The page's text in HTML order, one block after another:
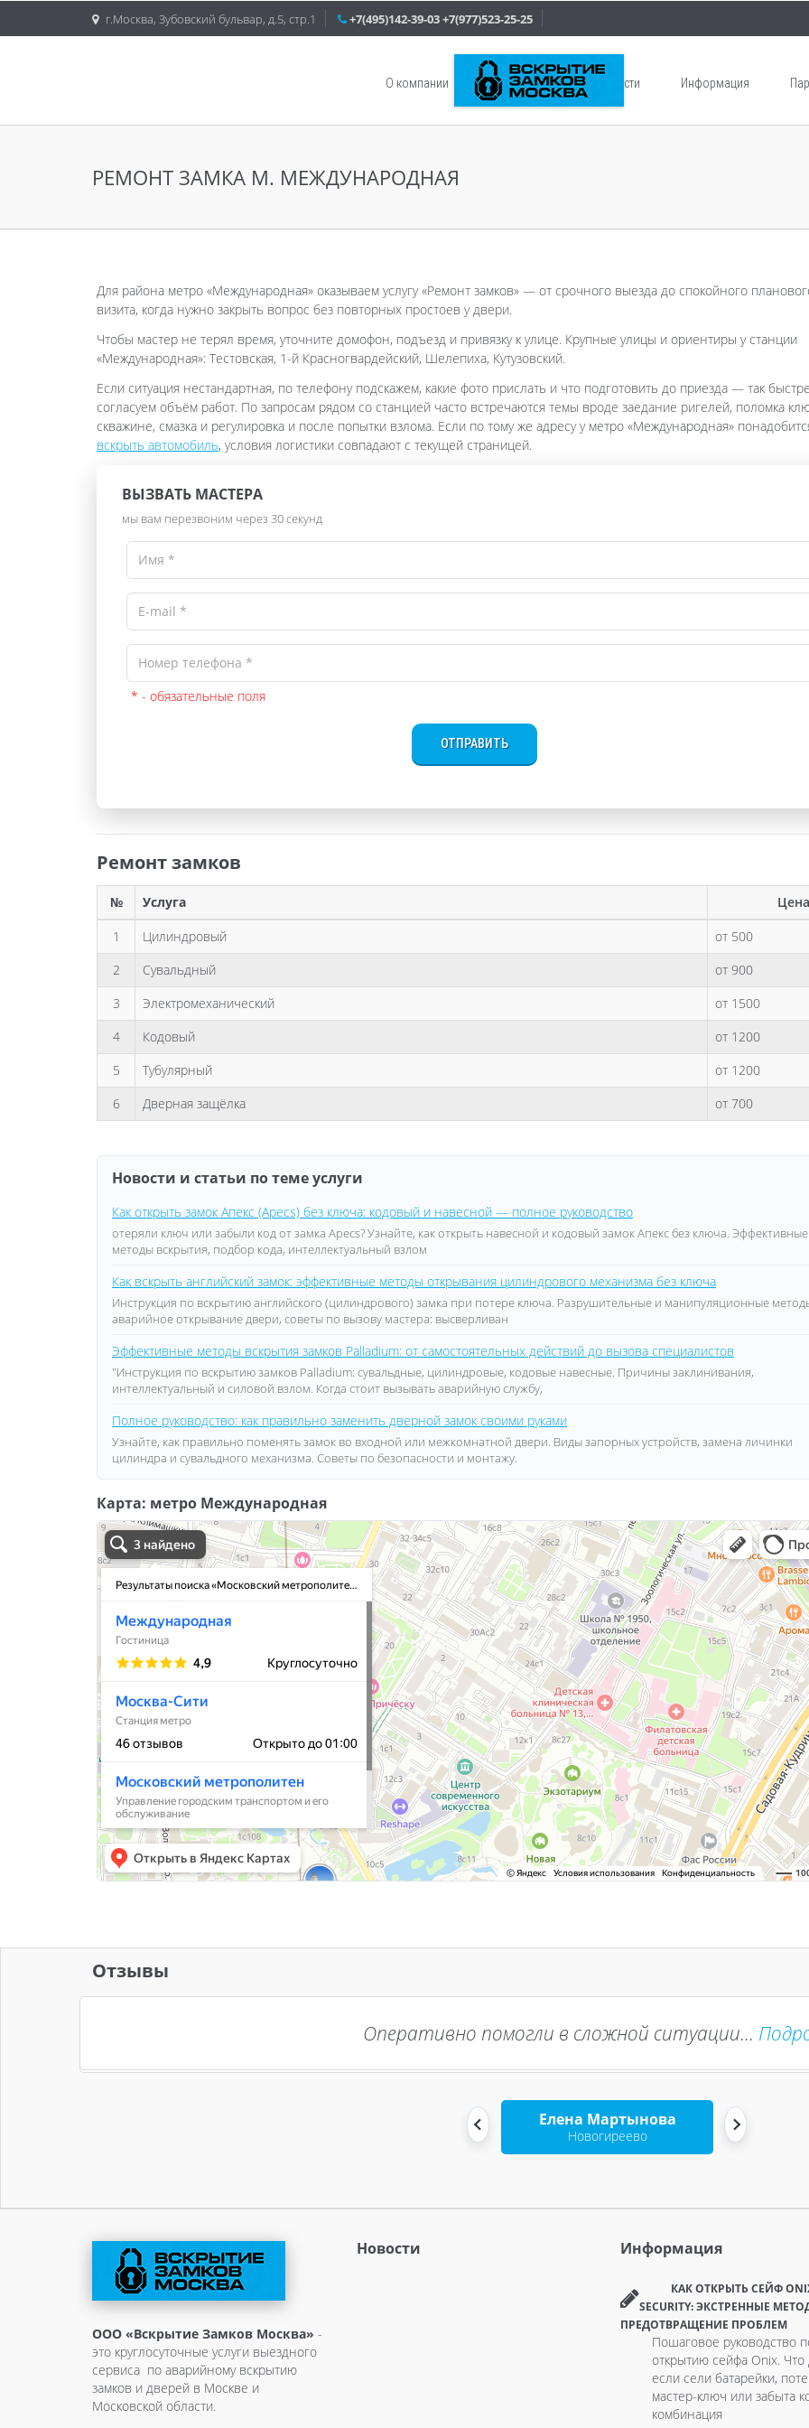
г.Москва, Зубовский бульвар, д.5, стр.1 +7(495)142-39-03+7(977)523-25-25
О компании Услуги Новости Информация
РЕМОНТ ЗАМКА М. МЕЖДУНАРОДНАЯ
Для района метро «Международная» оказываем услугу «Ремонт замков» — от срочного выезда до спокойного
визита, когда нужно закрыть вопрос без повторных простоев у двери.
Чтобы мастер не терял время, уточните домофон, подъезд и привязку к улице. Крупные улицы и ориентиры у станции
«Международная»: Тестовская, 1-й Красногвардейский, Шелепиха, Кутузовский.
Если ситуация нестандартная, по телефону подскажем, какие фото прислать и что подготовить до приезда — так
согласуем объём работ. По запросам рядом со станцией часто встречаются темы вроде заедание ригелей, поломка
скважине, смазка и регулировка и после попытки взлома. Если по тому же адресу у метро «Международная»
вскрыть автомобиль, условия логистики совпадают с текущей страницей.
ВЫЗВАТЬ МАСТЕРА
мы вам перезвоним через 30 секунд
* - обязательные поля
ОТПРАВИТЬ
Ремонт замков
№ Услуга
1
Цилиндровый
от 500
2
Сувальдный
от 900
3
Электромеханический
от 1500
4
Кодовый
от 1200
5
Тубулярный
от 1200
6
Дверная защёлка от 700
Новости и статьи по теме услуги
Как открыть замок Апекс (Apecs) без ключа: кодовый и навесной — полное руководство
отеряли ключ или забыли код от замка Apecs? Узнайте, как открыть навесной и кодовый замок Апекс без ключа. Эффективные
методы вскрытия, подбор кода, интеллектуальный взлом
Как вскрыть английский замок: эффективные методы открывания цилиндрового механизма без ключа
Инструкция по вскрытию английского (цилиндрового) замка при потере ключа. Разрушительные и манипуляционные
аварийное открывание двери, советы по вызову мастера: высверливан
Эффективные методы вскрытия замков Palladium: от самостоятельных действий до вызова специалистов
"Инструкция по вскрытию замков Palladium: сувальдные, цилиндровые, кодовые навесные. Причины заклинивания,
интеллектуальный и силовой взлом. Когда стоит вызывать аварийную службу,
Полное руководство: как правильно заменить дверной замок своими руками
Узнайте, как правильно поменять замок во входной или межкомнатной двери. Виды запорных устройств, замена личинки
цилиндра и сувальдного механизма. Советы по безопасности и монтажу.
Карта: метро Международная
Отзывы
Оперативно помогли в сложной ситуации...
Елена Мартынова
Новогиреево
ООО «Вскрытие Замков Москва» -
это круглосуточные услуги выездного
сервиса по аварийному вскрытию
замков и дверей в Москве и
Московской области.
Новости Информация
КАК ОТКРЫТЬ СЕЙФ
SECURITY: ЭКСТРЕННЫЕ
ПРЕДОТВРАЩЕНИЕ ПРОБЛЕМ
Пошаговое руководство
открытию сейфа Onix. Что
если сели батарейки,
мастер-ключ или забыта
комбинация